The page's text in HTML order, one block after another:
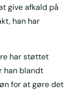
give afkald på
han har
har støttet
han blandt
for at gøre det